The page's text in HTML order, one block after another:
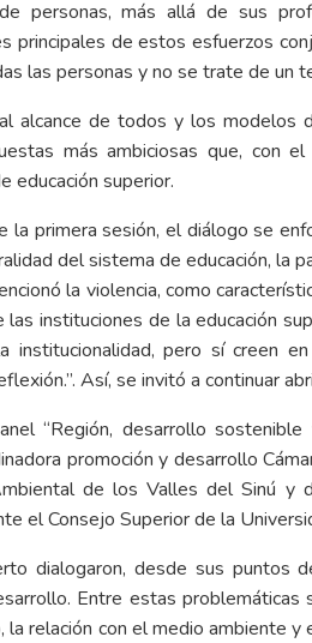
personas, más allá de sus
principales de estos esfuerzos
las personas y no se trate de un
alcance de todos y los modelos
más ambiciosas que, con
educación superior.
la primera sesión, el diálogo se
del sistema de educación, la
la violencia, como
las instituciones de la educación
institucionalidad, pero sí creen
Así, se invitó a continuar
“Región, desarrollo
promoción y desarrollo
de los Valles del Sinú y
el Consejo Superior de la
dialogaron, desde sus puntos
Entre estas problemáticas
la relación con el medio ambiente